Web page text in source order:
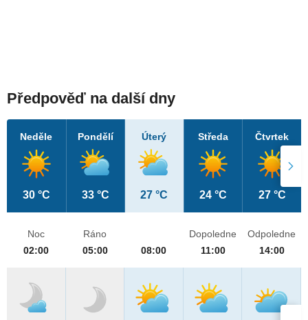
Předpověď na další dny
Neděle
30 °C
Pondělí
33 °C
Úterý
27 °C
Středa
24 °C
Čtvrtek
27 °C
Noc
02:00
Ráno
05:00
08:00
Dopoledne
11:00
Odpoledne
14:00